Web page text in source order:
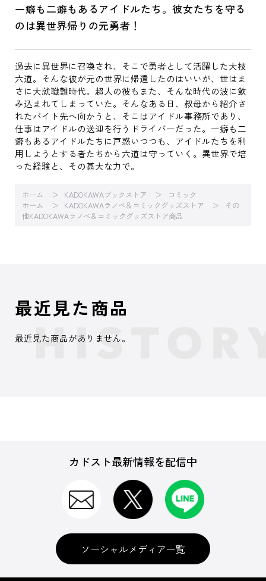
一癖も二癖もあるアイドルたち。彼女たちを守る
のは異世界帰りの元勇者！
過去に異世界に召喚され、そこで勇者として活躍した大枝
六道。そんな彼が元の世界に帰還したのはいいが、世はま
さに大就職難時代。超人の彼もまた、そんな時代の波に飲
み込まれてしまっていた。そんなある日、叔母から紹介さ
れたバイト先へ向かうと、そこはアイドル事務所であり、
仕事はアイドルの送迎を行うドライバーだった。一癖も二
癖もあるアイドルたちに戸惑いつつも、アイドルたちを利
用しようとする者たちから六道は守っていく。異世界で培
った経験と、その甚大な力で。
ホーム KADOKAWAブックストア
コミック
ホーム
KADOKAWAラノベ＆コミックグッズストア
その
他KADOKAWAラノベ＆コミックグッズストア商品
最近見た商品
最近見た商品がありません。
カドスト最新情報を配信中
ソーシャルメディア一覧